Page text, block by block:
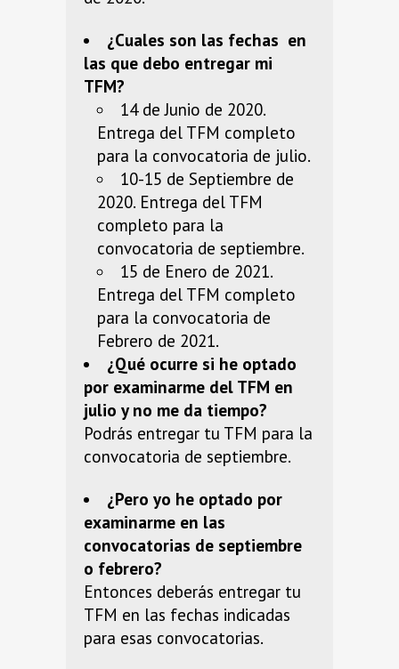
¿Cuales son las fechas en
las que debo entregar mi
TFM?
14 de Junio de 2020.
Entrega del TFM completo
para la convocatoria de julio.
10-15 de Septiembre de
2020. Entrega del TFM
completo para la
convocatoria de septiembre.
15 de Enero de 2021.
Entrega del TFM completo
para la convocatoria de
Febrero de 2021.
¿Qué ocurre si he optado
por examinarme del TFM en
julio y no me da tiempo?
Podrás entregar tu TFM para la
convocatoria de septiembre.
¿Pero yo he optado por
examinarme en las
convocatorias de septiembre
o febrero?
Entonces deberás entregar tu
TFM en las fechas indicadas
para esas convocatorias.